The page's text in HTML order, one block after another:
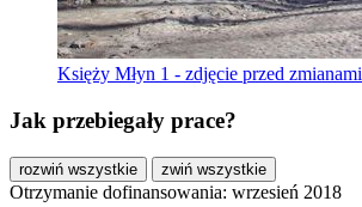
Księży Młyn 1 - zdjęcie przed zmianami
Jak przebiegały prace?
rozwiń wszystkie zwiń wszystkie
Otrzymanie dofinansowania: wrzesień 2018